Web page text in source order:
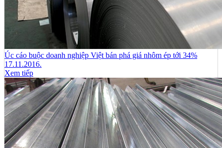
Úc cáo buộc doanh nghiệp Việt bán phá giá nhôm ép tới 34%
17.11.2016.
Xem tiếp